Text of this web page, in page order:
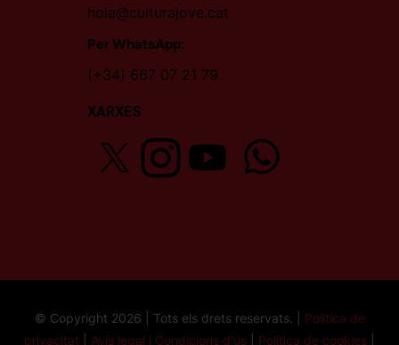
hola@culturajove.cat
Per WhatsApp:
(+34) 667 07 21 79
XARXES
© Copyright 2026 | Tots els drets reservats. | Política de
privacitat
Avís legal i Condicions d'ús Política de cookies